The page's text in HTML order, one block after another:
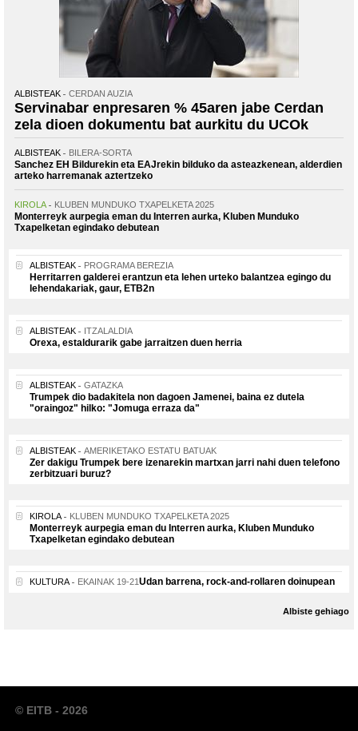
ALBISTEAK CERDAN AUZIA
Servinabar enpresaren % 45aren jabe Cerdan
zela dioen dokumentu bat aurkitu du UCOk
ALBISTEAK BILERA-SORTA
Sanchez EH Bildurekin eta EAJrekin bilduko da asteazkenean, alderdien
arteko harremanak aztertzeko
KIROLA KLUBEN MUNDUKO TXAPELKETA 2025
Monterreyk aurpegia eman du Interren aurka, Kluben Munduko
Txapelketan egindako debutean
ALBISTEAK PROGRAMA BEREZIA
Herritarren galderei erantzun eta lehen urteko balantzea egingo du
lehendakariak, gaur, ETB2n
ALBISTEAK ITZALALDIA
Orexa, estaldurarik gabe jarraitzen duen herria
ALBISTEAK GATAZKA
Trumpek dio badakitela non dagoen Jamenei, baina ez dutela
"oraingoz" hilko: "Jomuga erraza da"
ALBISTEAK AMERIKETAKO ESTATU BATUAK
Zer dakigu Trumpek bere izenarekin martxan jarri nahi duen telefono
zerbitzuari buruz?
KIROLA KLUBEN MUNDUKO TXAPELKETA 2025
Monterreyk aurpegia eman du Interren aurka, Kluben Munduko
Txapelketan egindako debutean
KULTURA EKAINAK 19-21Udan barrena, rock-and-rollaren doinupean
Albiste gehiago
© EITB - 2026